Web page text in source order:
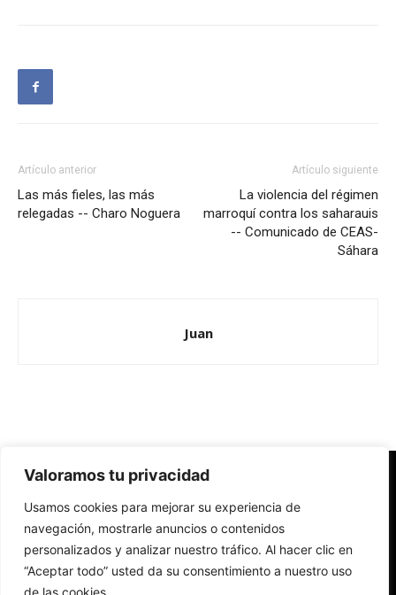
Valoramos tu privacidad
Usamos cookies para mejorar su experiencia de
navegación, mostrarle anuncios o contenidos
personalizados y analizar nuestro tráfico. Al hacer clic en
“Aceptar todo” usted da su consentimiento a nuestro uso
de las cookies.
Artículo anterior
Las más fieles, las más
relegadas -- Charo Noguera
Artículo siguiente
La violencia del régimen
marroquí contra los saharauis
-- Comunicado de CEAS-
Sáhara
Juan
Redes Cristianas
Una mirada alternativa sobre la Iglesia católica y la sociedad
- Colectivos de Redes Cristianas